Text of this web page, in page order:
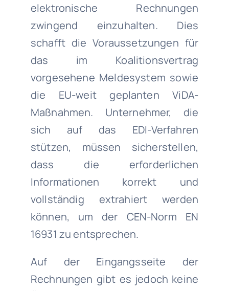
elektronische Rechnungen
zwingend einzuhalten. Dies
schafft die Voraussetzungen für
das im Koalitionsvertrag
vorgesehene Meldesystem sowie
die EU-weit geplanten ViDA-
Maßnahmen. Unternehmer, die
sich auf das EDI-Verfahren
stützen, müssen sicherstellen,
dass die erforderlichen
Informationen korrekt und
vollständig extrahiert werden
können, um der CEN-Norm EN
16931 zu entsprechen.
Auf der Eingangsseite der
Rechnungen gibt es jedoch keine